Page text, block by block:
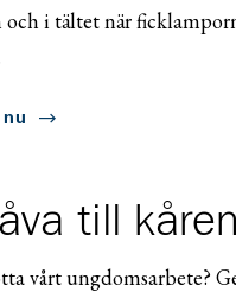
i tältet när
till kåren
vårt ungdomsarbete?